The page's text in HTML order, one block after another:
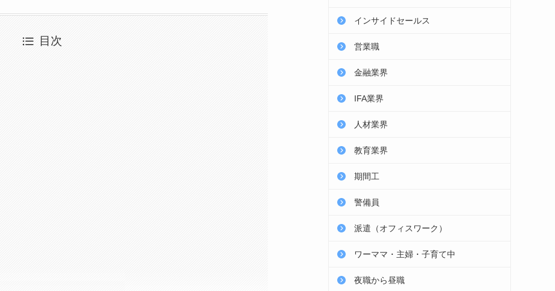
目次
インサイドセールス
営業職
金融業界
IFA業界
人材業界
教育業界
期間工
警備員
派遣（オフィスワーク）
ワーママ・主婦・子育て中
夜職から昼職